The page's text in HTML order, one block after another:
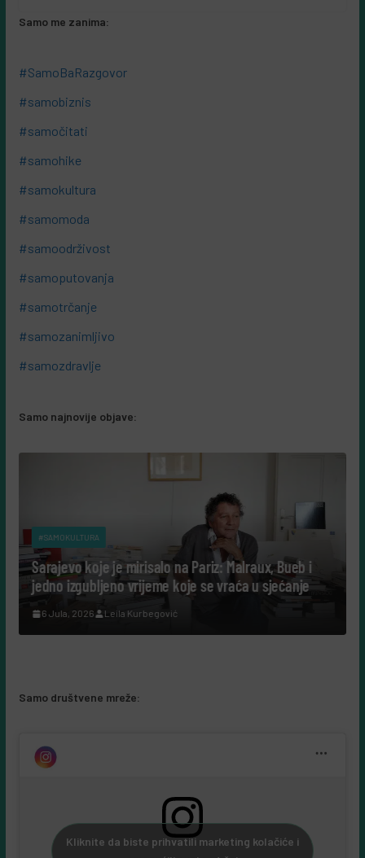
Samo me zanima:
#SamoBaRazgovor
#samobiznis
#samočitati
#samohike
#samokultura
#samomoda
#samoodrživost
#samoputovanja
#samotrčanje
#samozanimljivo
#samozdravlje
Samo najnovije objave:
#SAMOKULTURA
koje je mirisalo na Pariz: Malraux, Bueb i
izgubljeno vrijeme koje se vraća u sjećanje
6 Jula, 2026 Leila Kurbegović
Tako
Samo društvene mreže:
Kliknite da biste prihvatili marketing kolačiće i